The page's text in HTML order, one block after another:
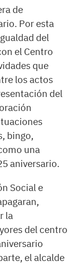
de
Por esta
del
el Centro
que
los actos
del
bingo,
una
aniversario.
Social e
la
del centro
el alcalde